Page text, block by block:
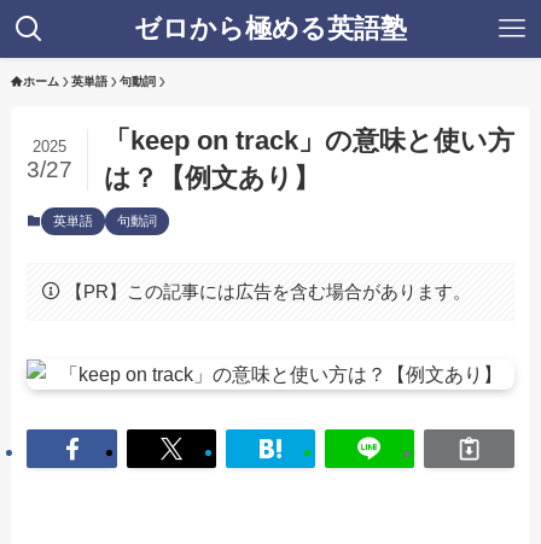
ゼロから極める英語塾
ホーム 英単語 句動詞
「keep on track」の意味と使い方
は？【例文あり】
2025
3/27
英単語 句動詞
【PR】この記事には広告を含む場合があります。